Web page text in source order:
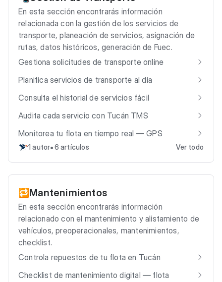
En esta sección encontrarás información
relacionada con la gestión de los servicios de
transporte, planeación de servicios, asignación de
rutas, datos históricos, generación de Fuec.
Gestiona solicitudes de transporte online
Planifica servicios de transporte al día
Consulta el historial de servicios fácil
Audita cada servicio con Tucán TMS
Monitorea tu flota en tiempo real — GPS
1 autor•6 artículos Ver todo
🔁Mantenimientos
En esta sección encontrarás información
relacionado con el mantenimiento y alistamiento de
vehículos, preoperacionales, mantenimientos,
checklist.
Controla repuestos de tu flota en Tucán
Checklist de mantenimiento digital — flota